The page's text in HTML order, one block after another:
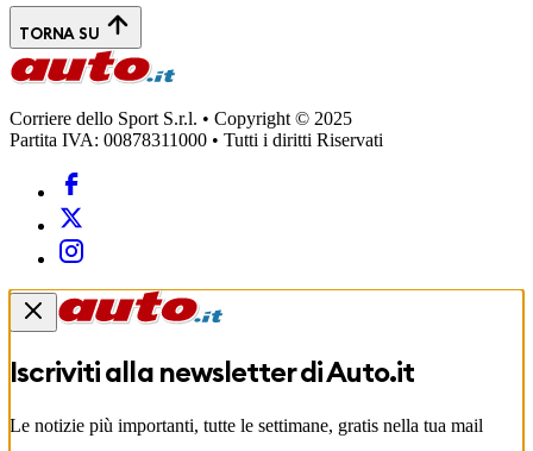
TORNA SU
Corriere dello Sport S.r.l. • Copyright © 2025
Partita IVA: 00878311000 • Tutti i diritti Riservati
Iscriviti alla newsletter diAuto.it
Le notizie più importanti, tutte le settimane, gratis nella tua mail